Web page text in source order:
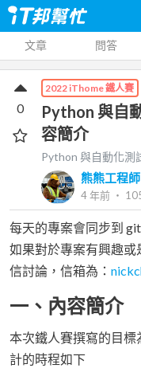
文章 問答
2022 iThome 鐵人賽
Python 與自
容簡介
Python 與自動化測
熊熊工程師
4 年前 ‧
0
每天的專案會同步到
如果對於專案有興趣或
信討論，信箱為：
一、內容簡介
本次鐵人賽撰寫的目標
計的時程如下